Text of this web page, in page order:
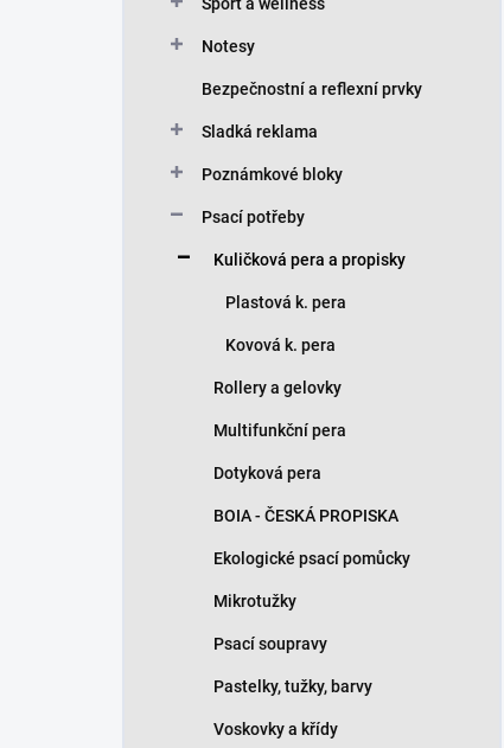
Notesy
Bezpečnostní a reflexní prvky
Sladká reklama
Poznámkové bloky
Psací potřeby
Kuličková pera a propisky
Plastová k. pera
Kovová k. pera
Rollery a gelovky
Multifunkční pera
Dotyková pera
BOIA - ČESKÁ PROPISKA
Ekologické psací pomůcky
Mikrotužky
Psací soupravy
Pastelky, tužky, barvy
Voskovky a křídy